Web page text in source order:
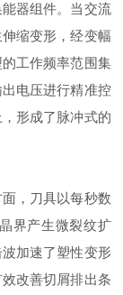
器组件。当交流
缩变形，经变幅
工作频率范围集
电压进行精准控
形成了脉冲式的
，刀具以每秒数
界产生微裂纹扩
加速了塑性变形
改善切屑排出条